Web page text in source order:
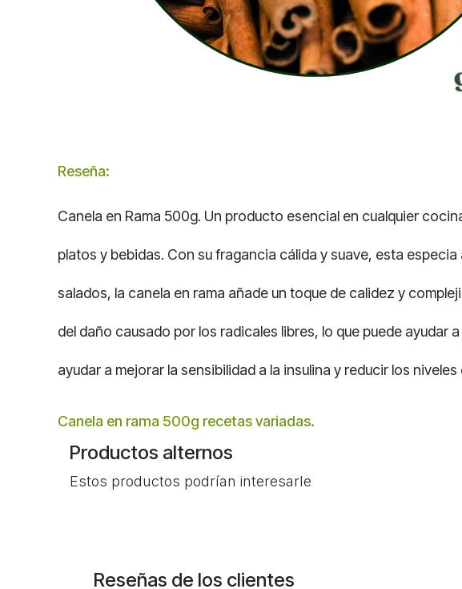
Reseña:
Canela en Rama 500g. Un producto esencial en cualquier
platos y bebidas. Con su fragancia cálida y suave, esta
salados, la canela en rama añade un toque de calidez y
del daño causado por los radicales libres, lo que puede ayudar
ayudar a mejorar la sensibilidad a la insulina y reducir los
Canela en rama 500g recetas variadas.
Productos alternos
Estos productos podrían interesarle
Reseñas de los clientes